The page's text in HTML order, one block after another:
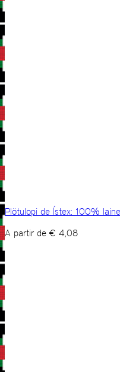
Plötulopi de Ístex: 100%
A partir de € 4,08